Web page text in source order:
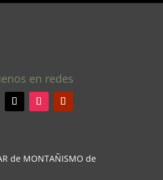
en redes
de MONTAÑISMO de